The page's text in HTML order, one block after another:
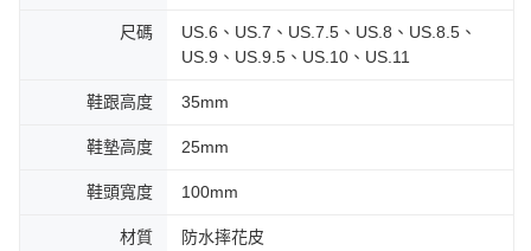
尺碼
US.6、US.7、US.7.5、US.8、US.8.5、
US.9、US.9.5、US.10、US.11
鞋跟高度 35mm
鞋墊高度 25mm
鞋頭寬度 100mm
材質 防水摔花皮